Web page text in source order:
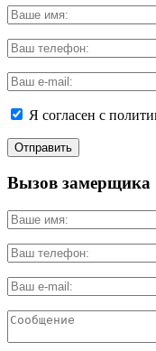
Я согласен с
Вызов замерщика